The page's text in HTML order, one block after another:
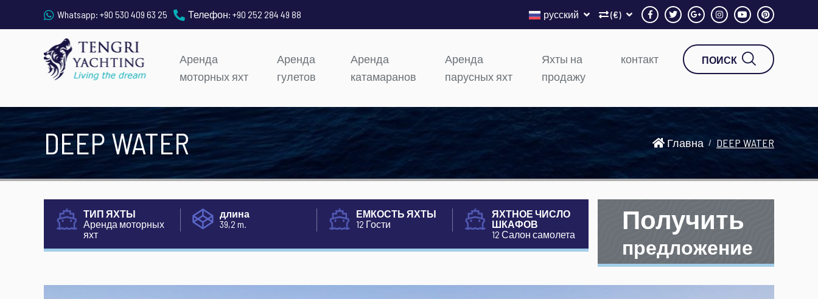
Whatsapp: +90 530 409 63 25 Телефон: +90 252 284 49 88 (€)
русский
Аренда
моторных яхт
Аренда
гулетов
Аренда
катамаранов
Аренда
парусных яхт
Яхты на
продажу
контакт ПОИСК
DEEP WATER Главна DEEP WATER
ТИП ЯХТЫ
Аренда моторных
яхт
длина
39,2 m.
ЕМКОСТЬ ЯХТЫ
12 Гости
ЯХТНОЕ ЧИСЛО
ШКАФОВ
12 Салон самолета
Получить
предложение